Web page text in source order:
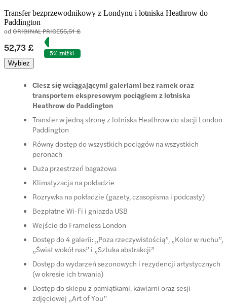
Transfer bezprzewodnikowy z Londynu i lotniska Heathrow do
Paddington
od ORIGINAL PRICE55,51 £
52,73 £
5% zniżki
Wybiez
Ciesz się wciągającymi galeriami bez ramek oraz
transportem ekspresowym pociągiem z lotniska
Heathrow do Paddington
Transfer w jedną stronę z lotniska Heathrow do stacji London
Paddington
Równy dostęp do wszystkich pociągów na wszystkich
peronach
Duża przestrzeń bagażowa
Klimatyzacja na pokładzie
Rozrywka na pokładzie (gazety, czasopisma i podcasty)
Bezpłatne Wi-Fi i gniazda USB
Wejście do Frameless London
Dostęp do 4 galerii: „Poza rzeczywistością”, „Kolor w ruchu”,
„Świat wokół nas” i „Sztuka abstrakcji”
Dostęp do wydarzeń sezonowych i rezydencji artystycznych
(w okresie ich trwania)
Dostęp do sklepu z pamiątkami, kawiarni oraz sesji
zdjęciowej „Art of You”